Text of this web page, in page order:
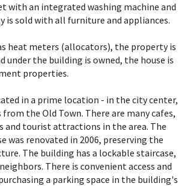
with an integrated washing machine and
is sold with all furniture and appliances.
heat meters (allocators), the property is
under the building is owned, the house is
properties.
in a prime location - in the city center,
the Old Town. There are many cafes,
and tourist attractions in the area. The
was renovated in 2006, preserving the
The building has a lockable staircase,
There is convenient access and
a parking space in the building's